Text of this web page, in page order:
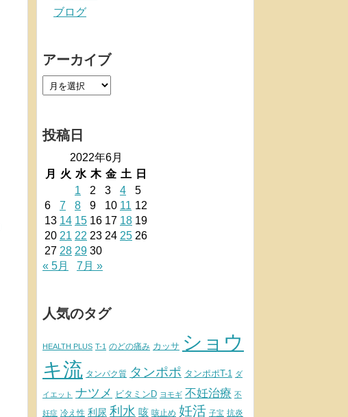
ブログ
アーカイブ
投稿日
2022年6月
月
火 水 木 金 土
日
1
2 3 4
5
6
7 8 9 10 11 12
13 14 15 16 17 18 19
20 21 22 23 24 25 26
27 28 29 30
« 5月
7月 »
人気のタグ
HEALTH PLUS T-1 のどの痛み カッサ ショウ
キ流 タンパク質 タンポポ タンポポT-1 ダ
イエット ナツメ ビタミンD ヨモギ 不妊治療 不
妊症 冷え性 利尿 利水 咳 咳止め 妊活 子宝 抗炎